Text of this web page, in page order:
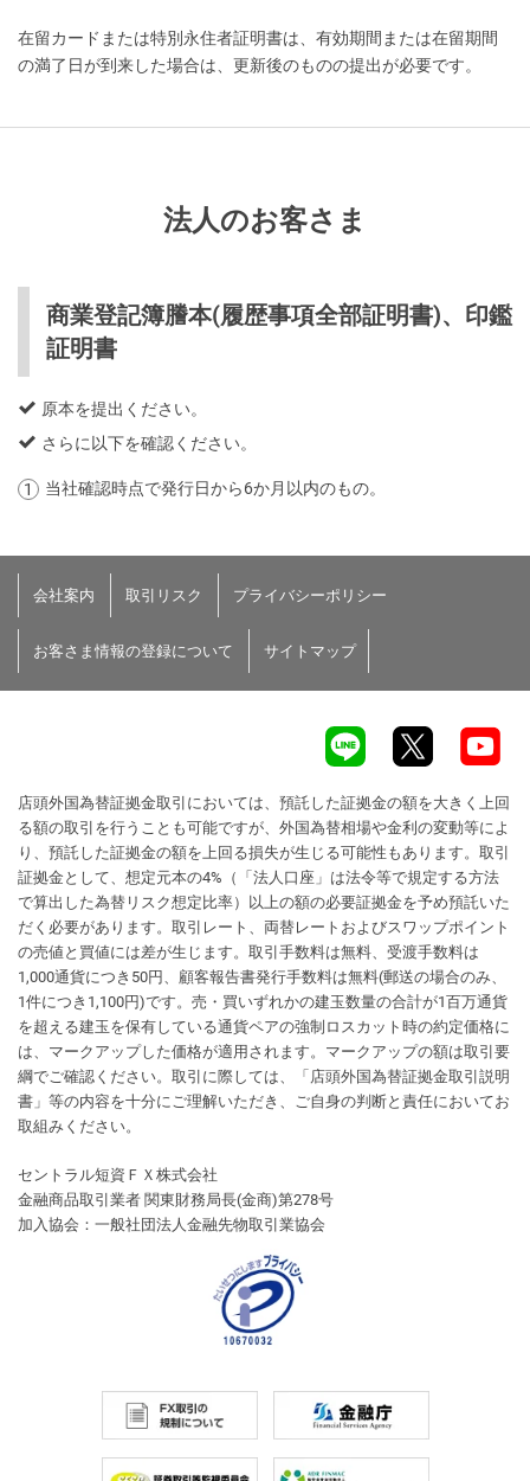
在留カードまたは特別永住者証明書は、有効期間または在留期間
の満了日が到来した場合は、更新後のものの提出が必要です。
法人のお客さま
商業登記簿謄本(履歴事項全部証明書)、印鑑
証明書
原本を提出ください。
さらに以下を確認ください。
当社確認時点で発行日から6か月以内のもの。
会社案内 取引リスク プライバシーポリシー
お客さま情報の登録について サイトマップ
店頭外国為替証拠金取引においては、預託した証拠金の額を大きく上回
る額の取引を行うことも可能ですが、外国為替相場や金利の変動等によ
り、預託した証拠金の額を上回る損失が生じる可能性もあります。取引
証拠金として、想定元本の4%（「法人口座」は法令等で規定する方法
で算出した為替リスク想定比率）以上の額の必要証拠金を予め預託いた
だく必要があります。取引レート、両替レートおよびスワップポイント
の売値と買値には差が生じます。取引手数料は無料、受渡手数料は
1,000通貨につき50円、顧客報告書発行手数料は無料(郵送の場合のみ、
1件につき1,100円)です。売・買いずれかの建玉数量の合計が1百万通貨
を超える建玉を保有している通貨ペアの強制ロスカット時の約定価格に
は、マークアップした価格が適用されます。マークアップの額は取引要
綱でご確認ください。取引に際しては、「店頭外国為替証拠金取引説明
書」等の内容を十分にご理解いただき、ご自身の判断と責任においてお
取組みください。
セントラル短資ＦＸ株式会社
金融商品取引業者 関東財務局長(金商)第278号
加入協会：一般社団法人金融先物取引業協会